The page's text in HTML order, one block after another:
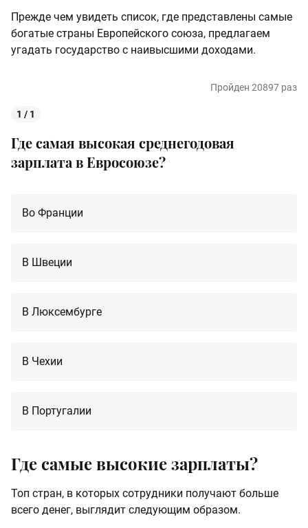
Прежде чем увидеть список, где представлены самые
богатые страны Европейского союза, предлагаем
угадать государство с наивысшими доходами.
Пройден 20897 раз
1 / 1
Где самая высокая среднегодовая
зарплата в Евросоюзе?
Во Франции
В Швеции
В Люксембурге
В Чехии
В Португалии
Где самые высокие зарплаты?
Топ стран, в которых сотрудники получают больше
всего денег, выглядит следующим образом.